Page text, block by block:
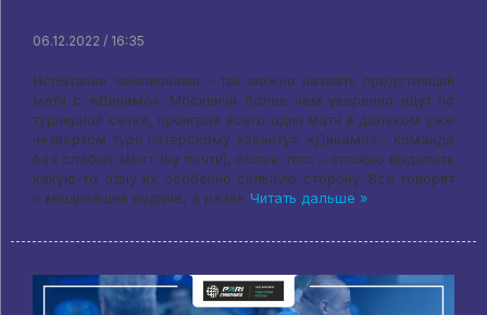
06.12.2022 / 16:35
Испытание чемпионами – так можно назвать предстоящий
матч с «Динамо». Москвичи более чем уверенно идут по
турнирной сетке, проиграв всего один матч в далеком уже
четвертом туре питерскому «Зениту». «Динамо» – команда
без слабых мест (ну почти), более того – сложно выделить
какую-то одну их особенно сильную сторону. Все говорят
о мощнейшей подаче, а разве Читать дальше »